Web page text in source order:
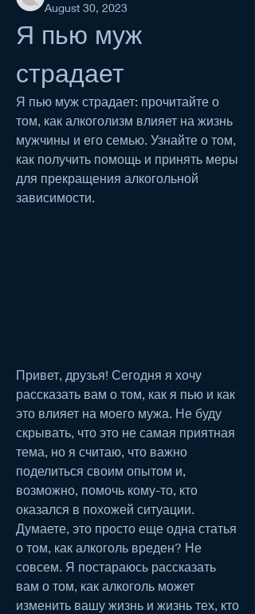
August 30, 2023
Я пью муж
страдает
Я пью муж страдает: прочитайте о
том, как алкоголизм влияет на жизнь
мужчины и его семью. Узнайте о том,
как получить помощь и принять меры
для прекращения алкогольной
зависимости.
Привет, друзья! Сегодня я хочу
рассказать вам о том, как я пью и как
это влияет на моего мужа. Не буду
скрывать, что это не самая приятная
тема, но я считаю, что важно
поделиться своим опытом и,
возможно, помочь кому-то, кто
оказался в похожей ситуации.
Думаете, это просто еще одна статья
о том, как алкоголь вреден? Не
совсем. Я постараюсь рассказать
вам о том, как алкоголь может
изменить вашу жизнь и жизнь тех, кто